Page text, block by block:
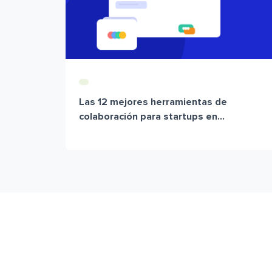
Las 12 mejores herramientas de
colaboración para startups en...